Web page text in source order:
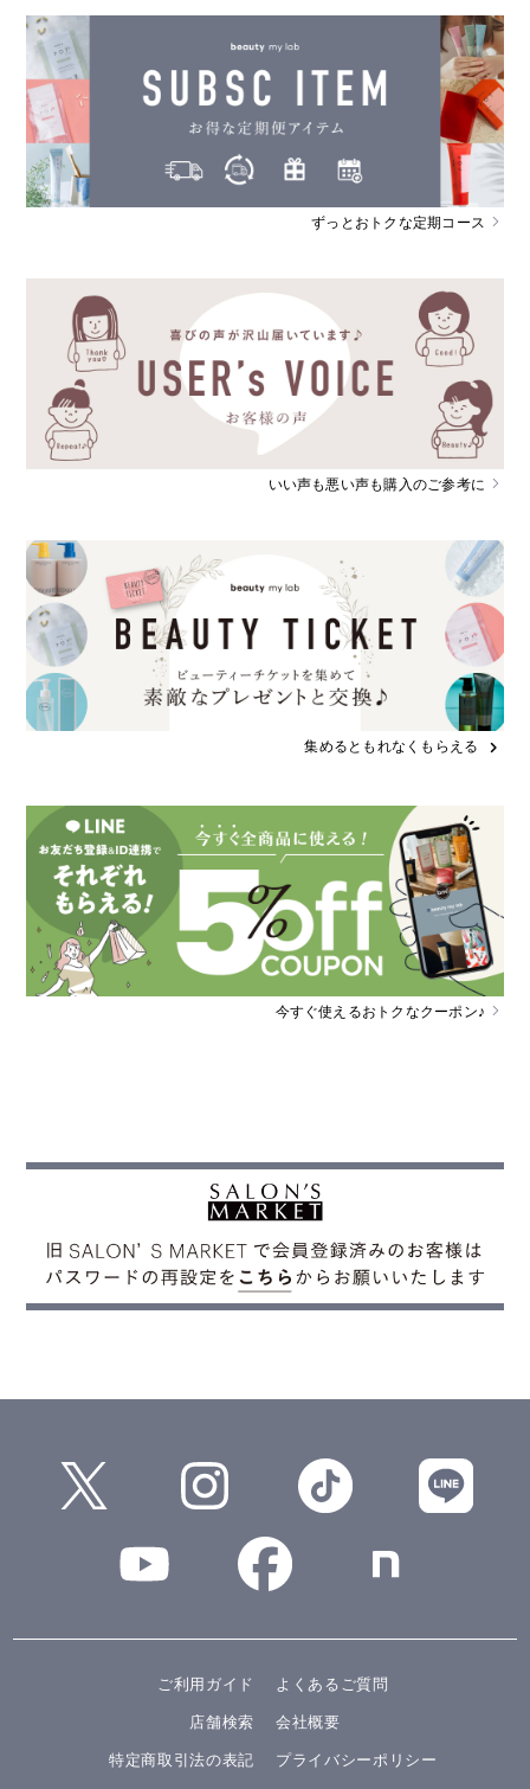
ずっとおトクな定期コース
いい声も悪い声も購入のご参考に
集めるともれなくもらえる chevron_right
今すぐ使えるおトクなクーポン♪
ご利用ガイド
よくあるご質問
店舗検索
会社概要
特定商取引法の表記
プライバシーポリシー